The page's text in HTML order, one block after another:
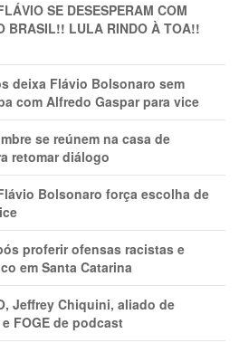
SE DESESPERAM COM
BRASIL!! LULA RINDO À TOA!!
deixa Flávio Bolsonaro sem
com Alfredo Gaspar para vice
se reúnem na casa de
retomar diálogo
Bolsonaro força escolha de
proferir ofensas racistas e
em Santa Catarina
Jeffrey Chiquini, aliado de
FOGE de podcast